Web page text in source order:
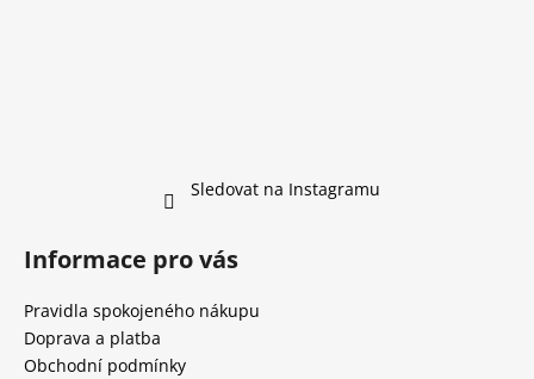
Sledovat na Instagramu
Informace pro vás
Pravidla spokojeného nákupu
Doprava a platba
Obchodní podmínky